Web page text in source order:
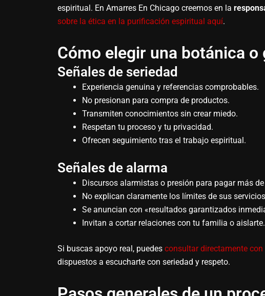
espiritual. En Amarres En Chicago creemos en la
sobre la ética en la purificación espiritual aquí.
Cómo elegir una botánica
Señales de seriedad
Experiencia genuina y referencias comprobables.
No presionan para compra de productos.
Transmiten conocimientos sin crear miedo.
Respetan tu proceso y tu privacidad.
Ofrecen seguimiento tras el trabajo espiritual.
Señales de alarma
Discursos alarmistas o presión para pagar más
No explican claramente los límites de sus
Se anuncian con «resultados garantizados
Invitan a cortar relaciones con tu familia o aislarte.
Si buscas apoyo real, puedes consultar directamente con
dispuestos a escucharte con seriedad y respeto.